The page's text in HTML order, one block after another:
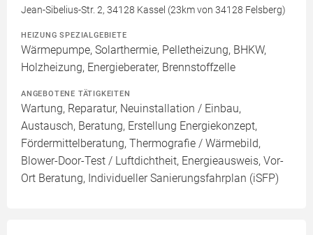
Jean-Sibelius-Str. 2, 34128 Kassel (23km von 34128 Felsberg)
HEIZUNG SPEZIALGEBIETE
Wärmepumpe, Solarthermie, Pelletheizung, BHKW,
Holzheizung, Energieberater, Brennstoffzelle
ANGEBOTENE TÄTIGKEITEN
Wartung, Reparatur, Neuinstallation / Einbau,
Austausch, Beratung, Erstellung Energiekonzept,
Fördermittelberatung, Thermografie / Wärmebild,
Blower-Door-Test / Luftdichtheit, Energieausweis, Vor-
Ort Beratung, Individueller Sanierungsfahrplan (iSFP)